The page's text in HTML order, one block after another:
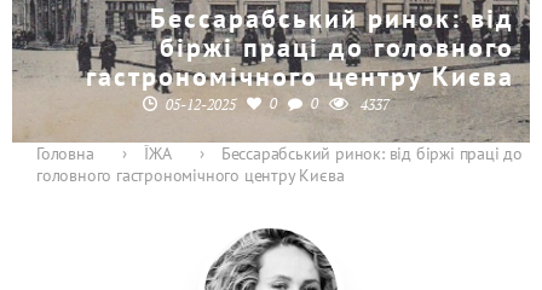
Бессарабський ринок: від
біржі праці до головного
гастрономічного центру Києва
05-12-2025 0 0 4337
Головна › ЇЖА ›
Бессарабський ринок: від біржі праці до
головного гастрономічного центру Києва